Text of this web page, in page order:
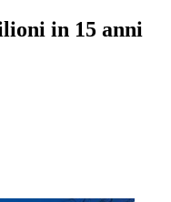
in 15 anni